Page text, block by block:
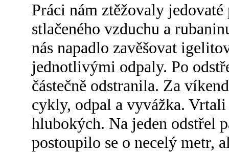
Práci nám ztěžovaly
stlačeného vzduchu a
nás napadlo zavěšovat
jednotlivými odpaly. Po
částečně odstranila. Za
cykly, odpal a vyvážka.
hlubokých. Na jeden odstřel
postoupilo se o necelý metr,